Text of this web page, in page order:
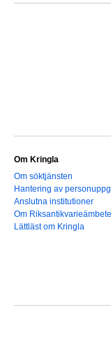
Om Kringla
Om söktjänsten
Hantering av
Anslutna institutioner
Om
Lättläst om Kringla